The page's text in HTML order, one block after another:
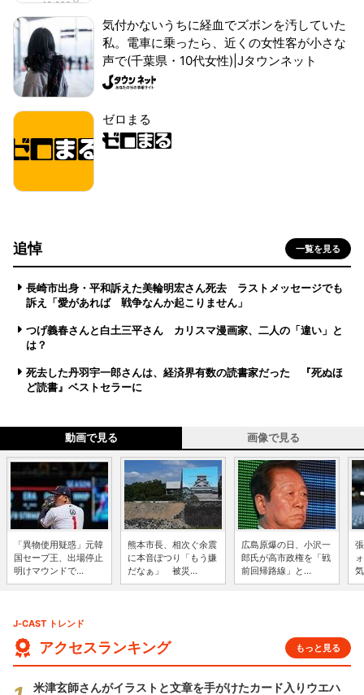
気付かないうちに経血でズボンを汚していた
私。電車に乗ったら、近くの女性客が小さな
声で(千葉県・10代女性)|Jタウンネット
ゼロまる
追悼 一覧を見る
長崎市出身・平和訴えた美輪明宏さん死去 ラストメッセージでも
訴え「愛があれば 戦争なんか起こりません」
つげ義春さんと白土三平さん カリスマ漫画家、二人の「違い」と
は？
死去した丹羽宇一郎さんは、経済界有数の読書家だった 『死ぬほ
ど読書』ベストセラーに
動画で見る 画像で見る
「異物使用疑惑」元韓
国セーブ王、出場停止
明けマウンドで...
熊本市長、相次ぐ余震
に本音ぽつり「もう嫌
だなぁ」 被災...
広島原爆の日、小沢一
郎氏が高市政権を「戦
前回帰路線」と...
J-CAST トレンド
アクセスランキング もっと見る
米津玄師さんがイラストと文章を手がけたカード入りウエハ